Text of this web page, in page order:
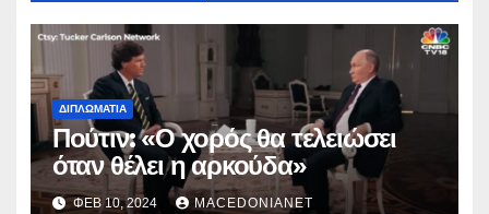
ΔΙΠΛΩΜΑΤΊΑ
Πούτιν: «Ο χορός θα τελειώσει
όταν θέλει η αρκούδα»
ΦΕΒ 10, 2024 MACEDONIANET